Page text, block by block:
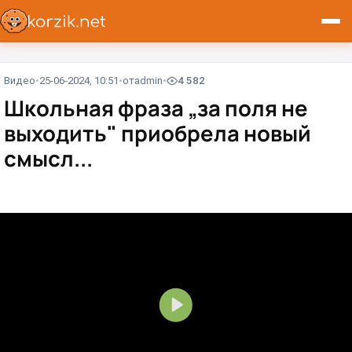
Видео 25-06-2024, 10:51 отadmin 4 582
Школьная фраза „за поля не
выходить" приобрела новый
смысл...⁠⁠
В